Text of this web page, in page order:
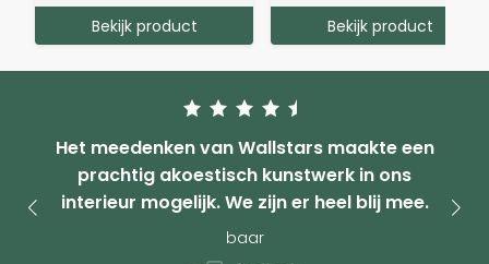
Bekijk product Bekijk product
Het meedenken van Wallstars maakte een
prachtig akoestisch kunstwerk in ons
interieur mogelijk. We zijn er heel blij mee.
baar